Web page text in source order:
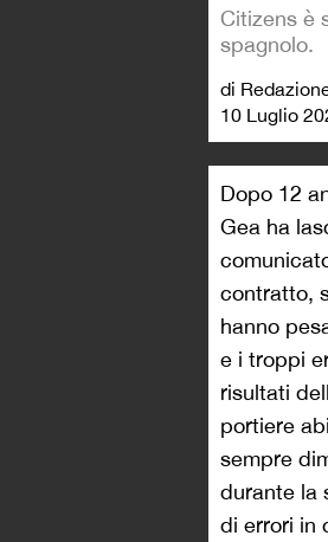
Citizens è
spagnolo.
di
10 Luglio
Dopo 12
Gea ha
contratto,
hanno
e i troppi
risultati
portiere
sempre
durante la
di errori in